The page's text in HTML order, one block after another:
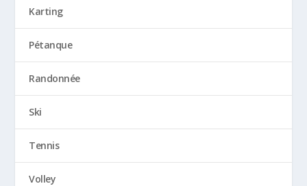
Karting
Pétanque
Randonnée
Ski
Tennis
Volley